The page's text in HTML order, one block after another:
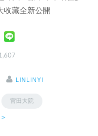
收藏全新公開
LINLINYI
官田大院